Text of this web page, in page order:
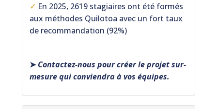
✓ En 2025, 2619 stagiaires ont été formés
aux méthodes Quilotoa avec un fort taux
de recommandation (92%)
➤Contactez-nous pour créer le projet sur-
mesure qui conviendra à vos équipes.